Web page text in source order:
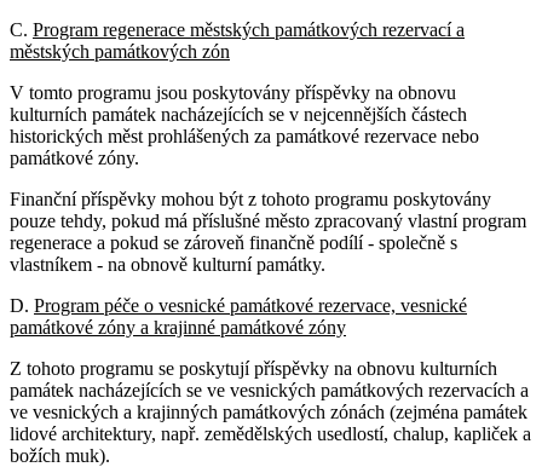
C. Program regenerace městských památkových rezervací a
městských památkových zón
V tomto programu jsou poskytovány příspěvky na obnovu
kulturních památek nacházejících se v nejcennějších částech
historických měst prohlášených za památkové rezervace nebo
památkové zóny.
Finanční příspěvky mohou být z tohoto programu poskytovány
pouze tehdy, pokud má příslušné město zpracovaný vlastní program
regenerace a pokud se zároveň finančně podílí - společně s
vlastníkem - na obnově kulturní památky.
D. Program péče o vesnické památkové rezervace, vesnické
památkové zóny a krajinné památkové zóny
Z tohoto programu se poskytují příspěvky na obnovu kulturních
památek nacházejících se ve vesnických památkových rezervacích a
ve vesnických a krajinných památkových zónách (zejména památek
lidové architektury, např. zemědělských usedlostí, chalup, kapliček a
božích muk).